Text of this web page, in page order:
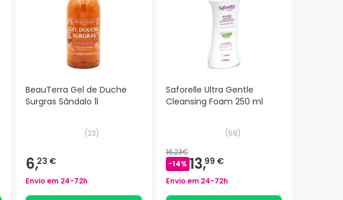
BeauTerra Gel de Duche
Surgras Sândalo 1l
(23)
6,23 €
Envio em 24-72h
Saforelle Ultra Gentle
Cleansing Foam 250 ml
(68)
16,23€
-14% 13,99 €
Envio em 24-72h